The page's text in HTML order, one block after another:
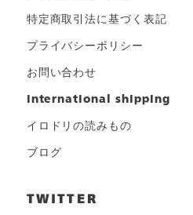
特定商取引法に基づく表記
プライバシーポリシー
お問い合わせ
international shipping
イロドリの読みもの
ブログ
TWITTER